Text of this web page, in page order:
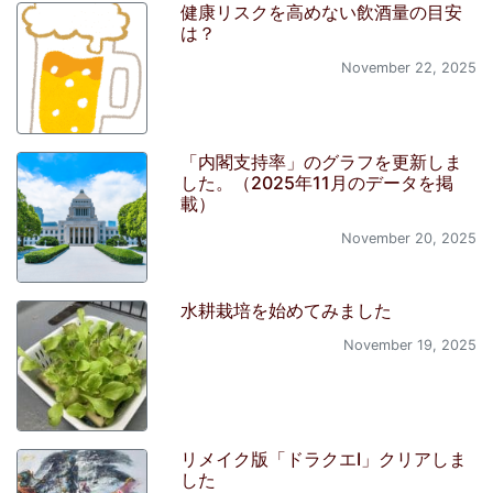
健康リスクを高めない飲酒量の目安
は？
November 22, 2025
「内閣支持率」のグラフを更新しま
した。（2025年11月のデータを掲
載）
November 20, 2025
水耕栽培を始めてみました
November 19, 2025
リメイク版「ドラクエI」クリアしま
した